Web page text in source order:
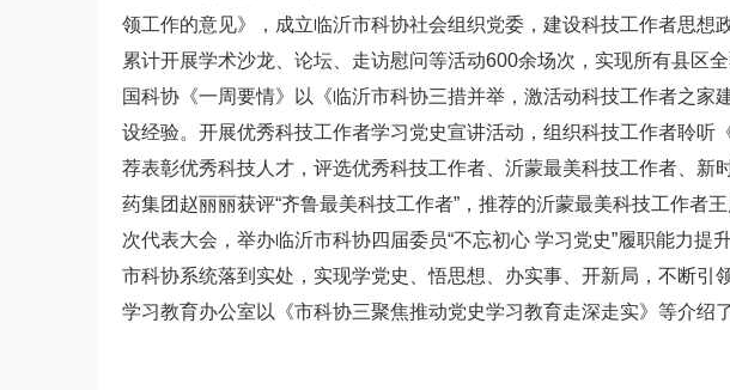
领工作的意见》，成立临沂市科协社会组织党委，建设科技工作者思想
累计开展学术沙龙、论坛、走访慰问等活动600余场次，实现所有县区
国科协《一周要情》以《临沂市科协三措并举，激活动科技工作者之家
设经验。开展优秀科技工作者学习党史宣讲活动，组织科技工作者聆听
荐表彰优秀科技人才，评选优秀科技工作者、沂蒙最美科技工作者、新
药集团赵丽丽获评“齐鲁最美科技工作者”，推荐的沂蒙最美科技工作者
次代表大会，举办临沂市科协四届委员“不忘初心 学习党史”履职能力提
市科协系统落到实处，实现学党史、悟思想、办实事、开新局，不断引
学习教育办公室以《市科协三聚焦推动党史学习教育走深走实》等介绍